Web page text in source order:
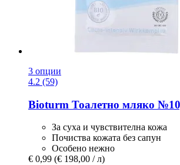
3 опции
4.2 (59)
Bioturm Тоалетно мляко
За суха и чувствителна кожа
Почиства кожата без сапун
Особено нежно
€ 0,99 (€ 198,00 / л)